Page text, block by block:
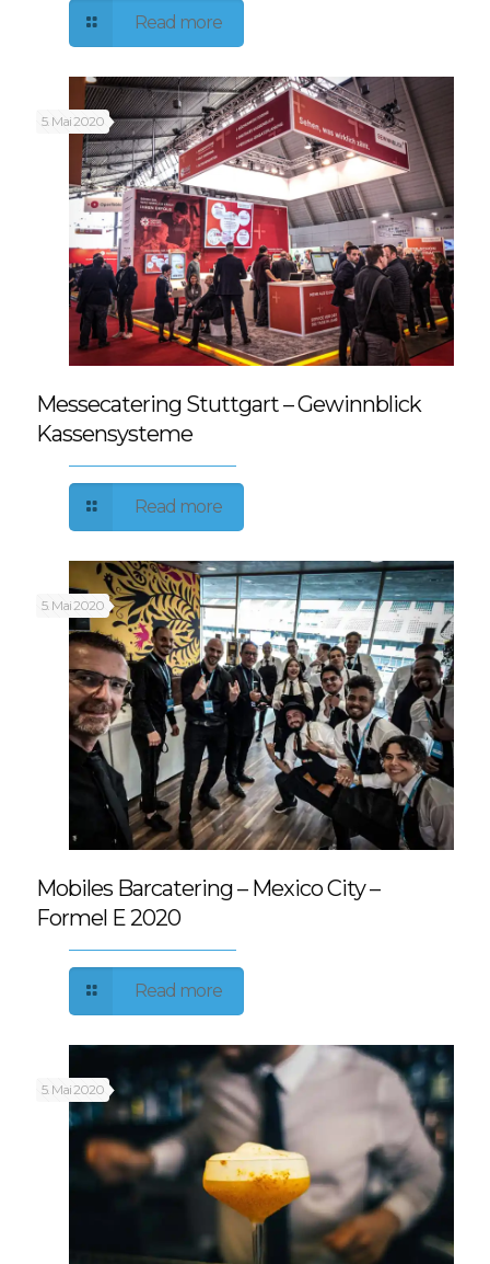
Read more
5. Mai 2020
Messecatering Stuttgart – Gewinnblick
Kassensysteme
Read more
5. Mai 2020
Mobiles Barcatering – Mexico City –
Formel E 2020
Read more
5. Mai 2020